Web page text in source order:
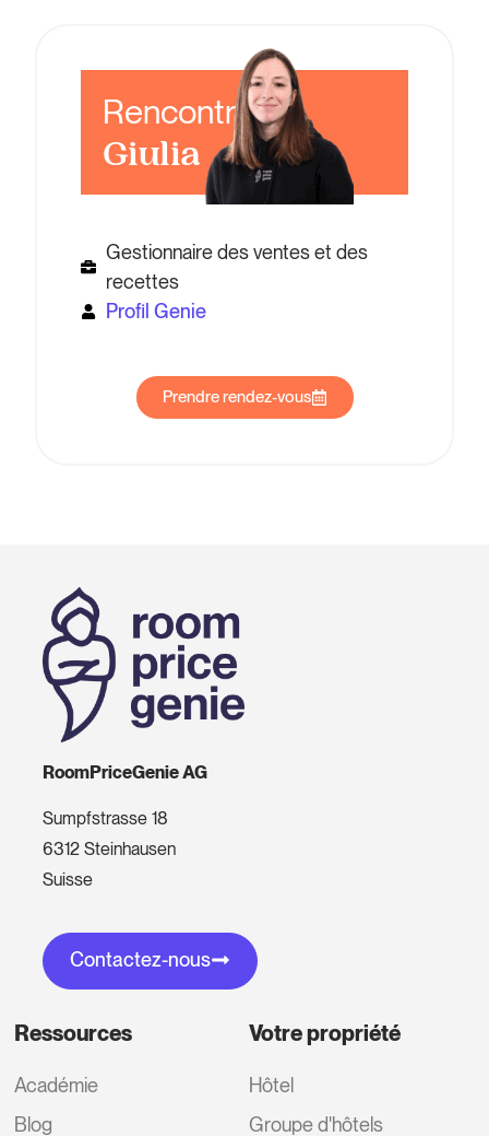
Rencontrer
Giulia
Gestionnaire des ventes et des
recettes
Profil Genie
Prendre rendez-vous
RoomPriceGenie AG
Sumpfstrasse 18
6312 Steinhausen
Suisse
Contactez-nous
Ressources
Académie
Blog
Votre propriété
Hôtel
Groupe d'hôtels